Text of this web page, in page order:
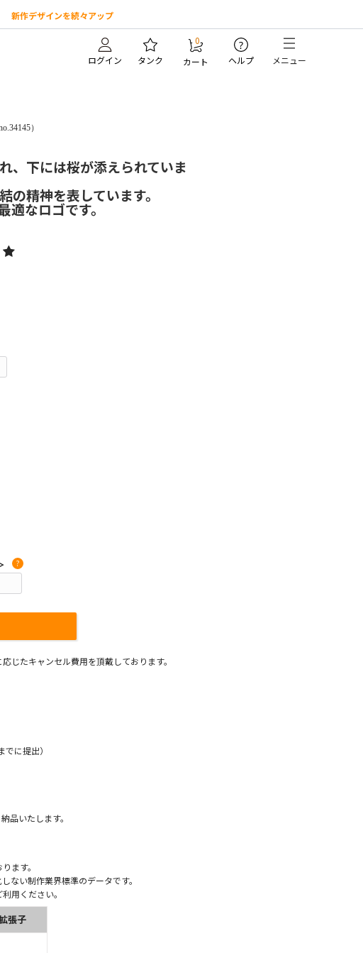
新作デザインを続々アップ
ログイン タンク
0
カート
?
ヘルプ メニュー
）
、下には桜が添えられていま
の精神を表しています。
適なロゴです。
?
じたキャンセル費用を頂戴しております。
に提出）
品いたします。
ます。
ない制作業界標準のデータです。
用ください。
張子